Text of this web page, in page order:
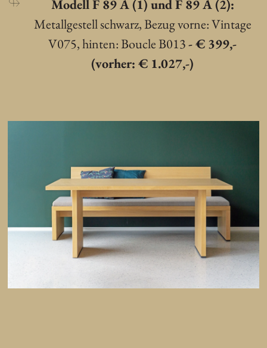
Modell F 89 A (1) und F 89 A (2):
Metallgestell schwarz, Bezug vorne: Vintage
V075, hinten: Boucle B013- € 399,-
(vorher: € 1.027,-)